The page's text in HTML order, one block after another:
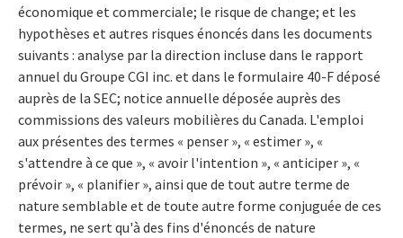
économique et commerciale; le risque de change; et les
hypothèses et autres risques énoncés dans les documents
suivants : analyse par la direction incluse dans le rapport
annuel du Groupe CGI inc. et dans le formulaire 40-F déposé
auprès de la SEC; notice annuelle déposée auprès des
commissions des valeurs mobilières du Canada. L'emploi
aux présentes des termes « penser », « estimer », «
s'attendre à ce que », « avoir l'intention », « anticiper », «
prévoir », « planifier », ainsi que de tout autre terme de
nature semblable et de toute autre forme conjuguée de ces
termes, ne sert qu'à des fins d'énoncés de nature